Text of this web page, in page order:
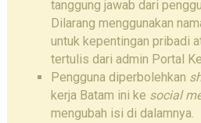
tanggung jawab dari
Dilarang menggunakan
untuk kepentingan pribadi
tertulis dari admin Portal
Pengguna diperbolehkan
kerja Batam ini ke social
mengubah isi di dalamnya.